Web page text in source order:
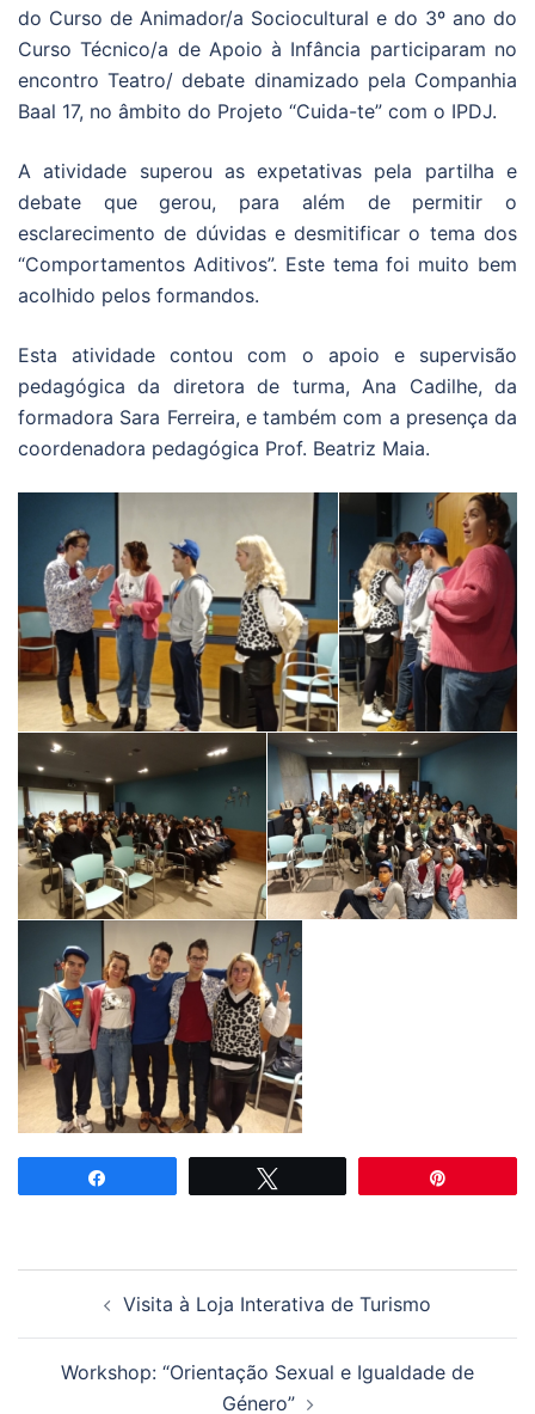
do Curso de Animador/a Sociocultural e do 3º ano do
Curso Técnico/a de Apoio à Infância participaram no
encontro Teatro/ debate dinamizado pela Companhia
Baal 17, no âmbito do Projeto “Cuida-te” com o IPDJ.
A atividade superou as expetativas pela partilha e
debate que gerou, para além de permitir o
esclarecimento de dúvidas e desmitificar o tema dos
“Comportamentos Aditivos”. Este tema foi muito bem
acolhido pelos formandos.
Esta atividade contou com o apoio e supervisão
pedagógica da diretora de turma, Ana Cadilhe, da
formadora Sara Ferreira, e também com a presença da
coordenadora pedagógica Prof. Beatriz Maia.
artigos
Visita à Loja Interativa de Turismo
Workshop: “Orientação Sexual e Igualdade de
Género”